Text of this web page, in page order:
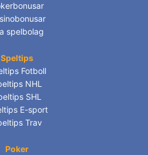
spelbolag
Speltips
Fotboll
NHL
SHL
E-sport
Trav
Poker